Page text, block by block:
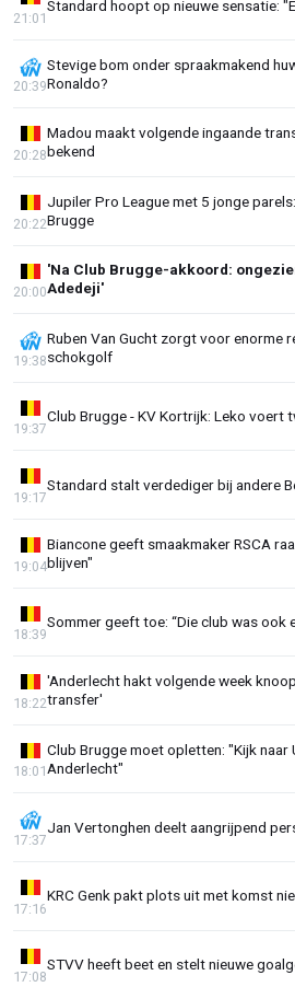
Standard hoopt op nieuwe sensatie:
21:01
Stevige bom onder spraakmakend
Ronaldo?
20:39
Madou maakt volgende ingaande
bekend
20:28
Jupiler Pro League met 5 jonge
Brugge
20:22
'Na Club Brugge-akkoord:
Adedeji'
20:00
Ruben Van Gucht zorgt voor enorme
schokgolf
19:38
Club Brugge - KV Kortrijk: Leko voert
19:37
Standard stalt verdediger bij andere
19:17
Biancone geeft smaakmaker RSCA
blijven"
19:04
Sommer geeft toe: “Die club was ook
18:39
'Anderlecht hakt volgende week
transfer'
18:22
Club Brugge moet opletten: "Kijk naar
Anderlecht"
18:01
Jan Vertonghen deelt aangrijpend
17:37
KRC Genk pakt plots uit met komst
17:16
STVV heeft beet en stelt nieuwe
17:08